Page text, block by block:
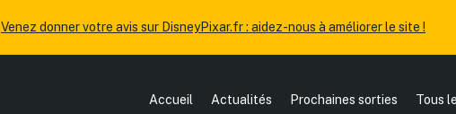
Venez donner votre avis sur DisneyPixar.fr : aidez-nous à améliorer le site !
Accueil Actualités Prochaines sorties Tous